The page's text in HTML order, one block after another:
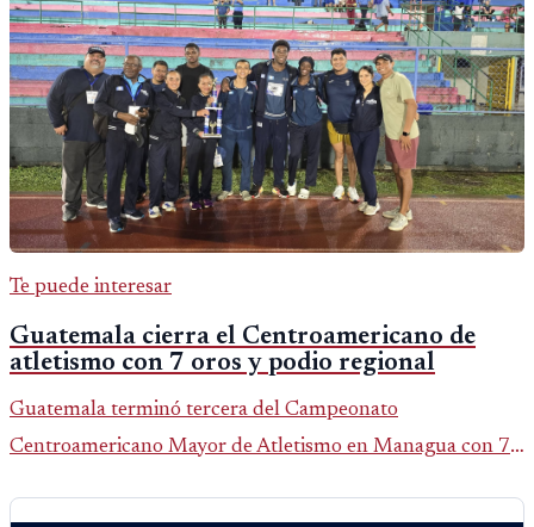
Te puede interesar
Guatemala cierra el Centroamericano de
atletismo con 7 oros y podio regional
Guatemala terminó tercera del Campeonato
Centroamericano Mayor de Atletismo en Managua con 7
CDAG.